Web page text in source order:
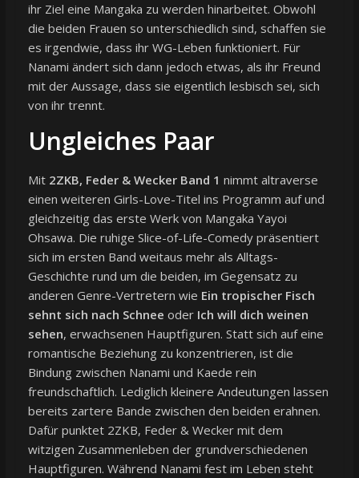
ihr Ziel eine Mangaka zu werden hinarbeitet. Obwohl
die beiden Frauen so unterschiedlich sind, schaffen sie
es irgendwie, dass ihr WG-Leben funktioniert. Für
Nanami ändert sich dann jedoch etwas, als ihr Freund
mit der Aussage, dass sie eigentlich lesbisch sei, sich
von ihr trennt.
Ungleiches Paar
Mit 2ZKB, Feder & Wecker Band 1 nimmt altraverse
einen weiteren Girls-Love-Titel ins Programm auf und
gleichzeitig das erste Werk von Mangaka Yayoi
Ohsawa. Die ruhige Slice-of-Life-Comedy präsentiert
sich im ersten Band weitaus mehr als Alltags-
Geschichte rund um die beiden, im Gegensatz zu
anderen Genre-Vertretern wie Ein tropischer Fisch
sehnt sich nach Schnee oder Ich will dich weinen
sehen, erwachsenen Hauptfiguren. Statt sich auf eine
romantische Beziehung zu konzentrieren, ist die
Bindung zwischen Nanami und Kaede rein
freundschaftlich. Lediglich kleinere Andeutungen lassen
bereits zartere Bande zwischen den beiden erahnen.
Dafür punktet 2ZKB, Feder & Wecker mit dem
witzigen Zusammenleben der grundverschiedenen
Hauptfiguren. Während Nanami fest im Leben steht